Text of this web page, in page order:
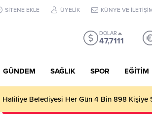
SİTENE EKLE ÜYELİK KÜNYE VE
DOLAR
47,7111
GÜNDEM SAĞLIK SPOR EĞİTİM
Haliliye Belediyesi Her Gün 4 Bin 898 Kişiye